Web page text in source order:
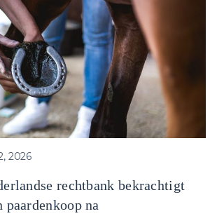
2026
rechtbank bekrachtigt
na